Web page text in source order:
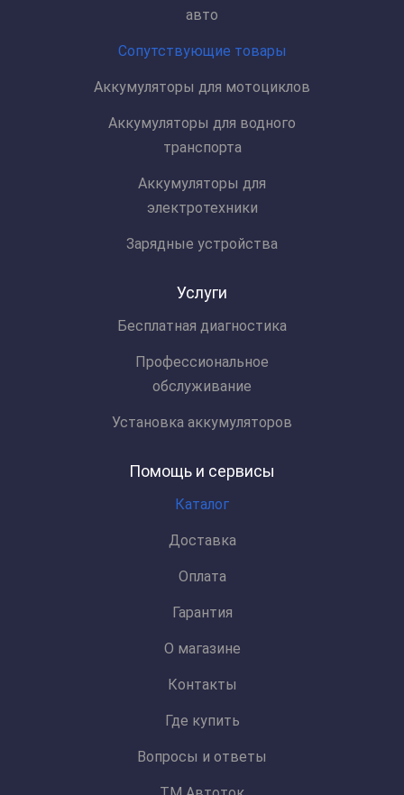
авто
Сопутствующие товары
Аккумуляторы для мотоциклов
Аккумуляторы для водного
транспорта
Аккумуляторы для
электротехники
Зарядные устройства
Услуги
Бесплатная диагностика
Профессиональное
обслуживание
Установка аккумуляторов
Помощь и сервисы
Каталог
Доставка
Оплата
Гарантия
О магазине
Контакты
Где купить
Вопросы и ответы